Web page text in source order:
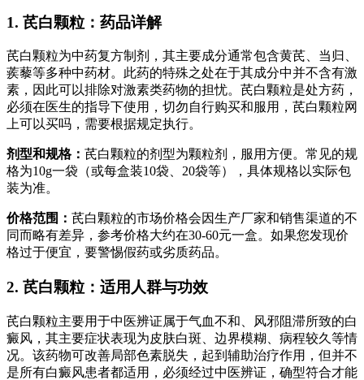
1. 芪白颗粒：药品详解
芪白颗粒为中药复方制剂，其主要成分通常包含黄芪、当归、
蒺藜等多种中药材。此药的特殊之处在于其成分中并不含有激
素，因此可以排除对激素类药物的担忧。芪白颗粒是处方药，
必须在医生的指导下使用，切勿自行购买和服用，芪白颗粒网
上可以买吗，需要根据规定执行。
剂型和规格： 芪白颗粒的剂型为颗粒剂，服用方便。常见的规
格为10g一袋（或每盒装10袋、20袋等），具体规格以实际包
装为准。
价格范围： 芪白颗粒的市场价格会因生产厂家和销售渠道的不
同而略有差异，参考价格大约在30-60元一盒。如果您发现价
格过于便宜，要警惕假药或劣质药品。
2. 芪白颗粒：适用人群与功效
芪白颗粒主要用于中医辨证属于气血不和、风邪阻滞所致的白
癜风，其主要症状表现为皮肤白斑、边界模糊、病程较久等情
况。该药物可改善局部色素脱失，起到辅助治疗作用，但并不
是所有白癜风患者都适用，必须经过中医辨证，确型符合才能